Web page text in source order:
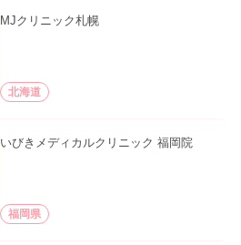
MJクリニック札幌
北海道
いびきメディカルクリニック 福岡院
福岡県